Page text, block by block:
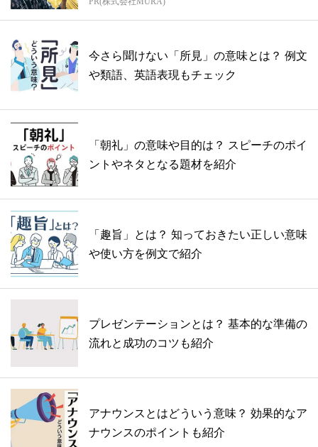
方...
今さら聞けない「所見」の意味とは？ 例文
や類語、英語表現もチェック
「朝礼」の意味や目的は？ スピーチのポイ
ントやネタとなる題材を紹介
「趣旨」とは？ 知っておきたい正しい意味
や使い方を例文で紹介
プレゼンテーションとは？ 基本的な準備の
流れと成功のコツも紹介
アナウンスとはどういう意味？ 効果的なア
ナウンスのポイントも紹介